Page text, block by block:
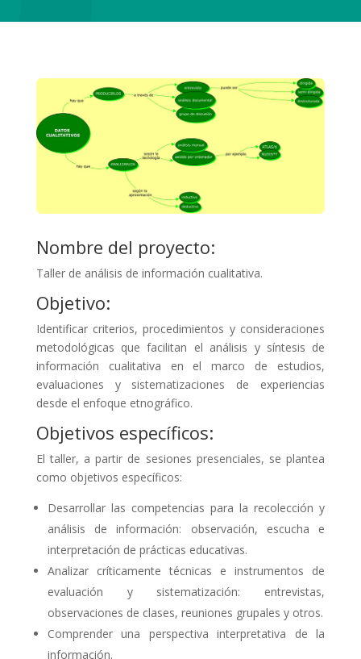
Nombre del proyecto:
Taller de análisis de información cualitativa.
Objetivo:
Identificar criterios, procedimientos y consideraciones
metodológicas que facilitan el análisis y síntesis de
información cualitativa en el marco de estudios,
evaluaciones y sistematizaciones de experiencias
desde el enfoque etnográfico.
Objetivos específicos:
El taller, a partir de sesiones presenciales, se plantea
como objetivos específicos:
Desarrollar las competencias para la recolección y
análisis de información: observación, escucha e
interpretación de prácticas educativas.
Analizar críticamente técnicas e instrumentos de
evaluación y sistematización: entrevistas,
observaciones de clases, reuniones grupales y otros.
Comprender una perspectiva interpretativa de la
información.